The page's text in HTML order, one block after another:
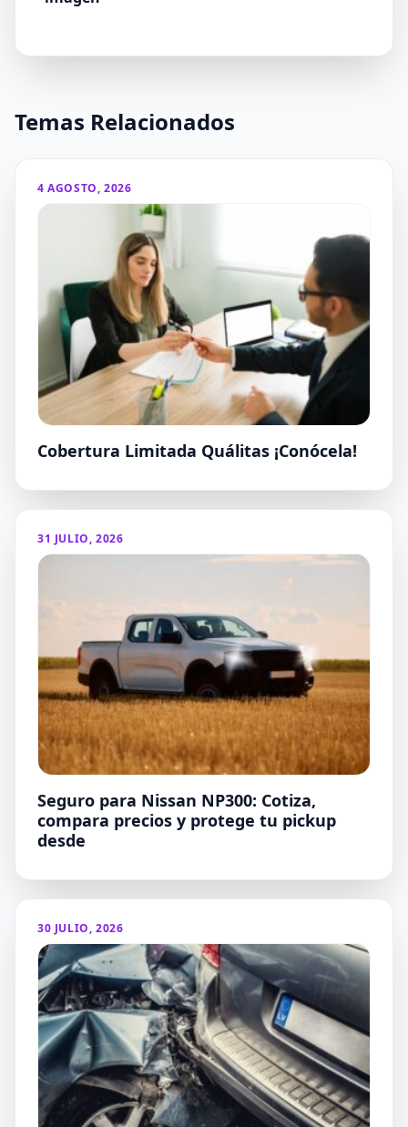
Temas Relacionados
4 AGOSTO, 2026
Cobertura Limitada Quálitas ¡Conócela!
31 JULIO, 2026
Seguro para Nissan NP300: Cotiza,
compara precios y protege tu pickup
desde
30 JULIO, 2026